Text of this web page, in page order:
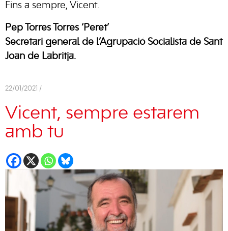
Fins a sempre, Vicent.
Pep Torres Torres ‘Peret’
Secretari general de l’Agrupació Socialista de Sant
Joan de Labritja.
22/01/2021 /
Vicent, sempre estarem
amb tu